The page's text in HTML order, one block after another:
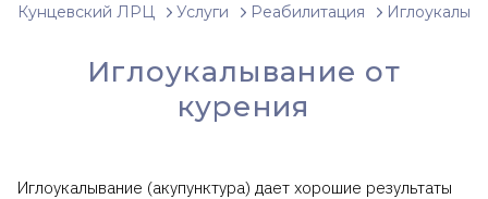
Кунцевский ЛРЦ Услуги Реабилитация
Иглоукалывание от
курения
Иглоукалывание (акупунктура) дает хорошие результаты